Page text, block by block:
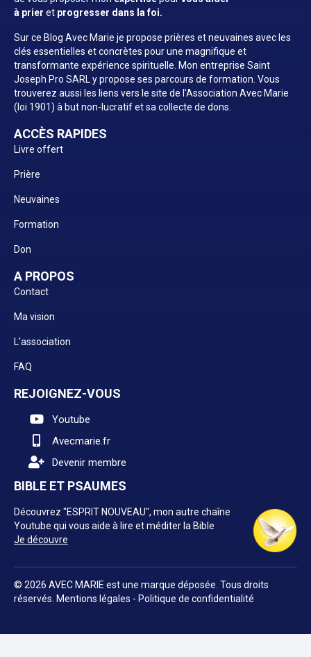
à prier et progresser dans la foi.
Sur ce Blog Avec Marie je propose prières et neuvaines avec les
clés essentielles et concrètes pour une magnifique et
transformante expérience spirituelle. Mon entreprise Saint
Joseph Pro SARL y propose ses parcours de formation. Vous
trouverez aussi les liens vers le site de l’Association Avec Marie
(loi 1901) à but non-lucratif et sa collecte de dons.
ACCÈS RAPIDES
Livre offert
Prière
Neuvaines
Formation
Don
A PROPOS
Contact
Ma vision
L'association
FAQ
REJOIGNEZ-VOUS
Youtube
Avecmarie.fr
Devenir membre
BIBLE ET PSAUMES
Découvrez "ESPRIT NOUVEAU", mon autre chaîne
Youtube qui vous aide à lire et méditer la Bible
Je découvre
© 2026 AVEC MARIE est une marque déposée. Tous droits
réservés. Mentions légales - Politique de confidentialité